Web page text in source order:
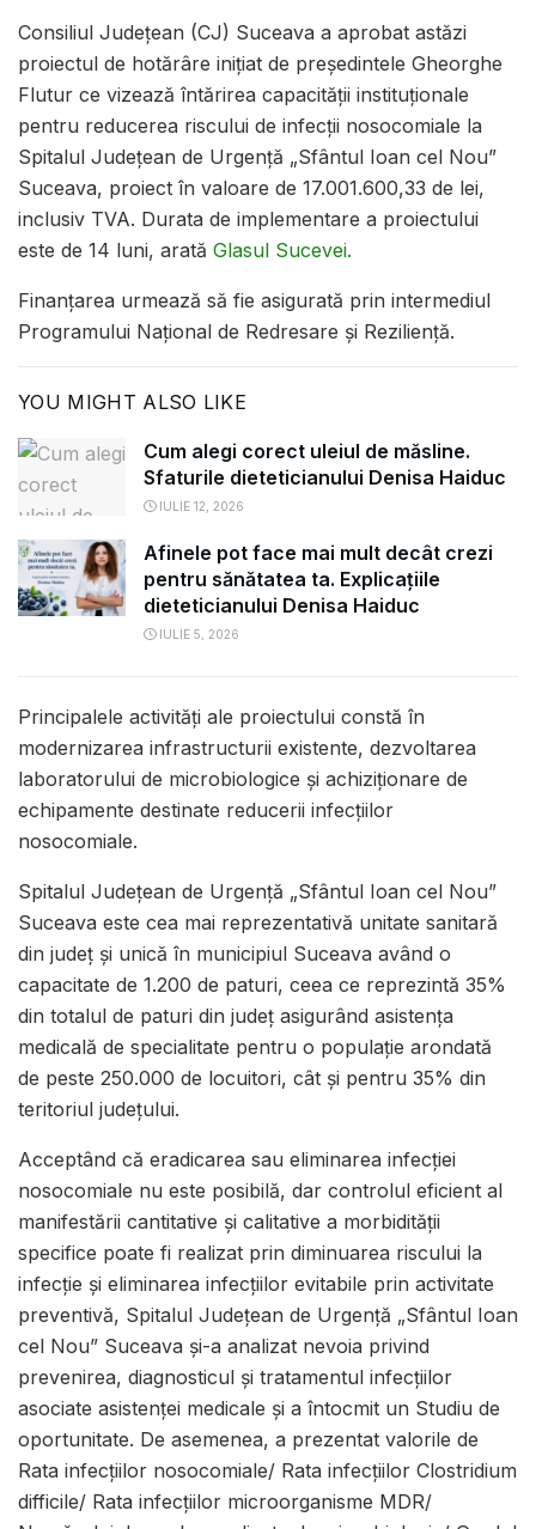
Consiliul Județean (CJ) Suceava a aprobat astăzi
proiectul de hotărâre inițiat de președintele Gheorghe
Flutur ce vizează întărirea capacității instituționale
pentru reducerea riscului de infecții nosocomiale la
Spitalul Județean de Urgență „Sfântul Ioan cel Nou”
Suceava, proiect în valoare de 17.001.600,33 de lei,
inclusiv TVA. Durata de implementare a proiectului
este de 14 luni, arată Glasul Sucevei.
Finanțarea urmează să fie asigurată prin intermediul
Programului Național de Redresare și Reziliență.
YOU MIGHT ALSO LIKE
Cum alegi corect uleiul de măsline.
Sfaturile dieteticianului Denisa Haiduc
IULIE 12, 2026
Afinele pot face mai mult decât crezi
pentru sănătatea ta. Explicațiile
dieteticianului Denisa Haiduc
IULIE 5, 2026
Principalele activități ale proiectului constă în
modernizarea infrastructurii existente, dezvoltarea
laboratorului de microbiologice și achiziționare de
echipamente destinate reducerii infecțiilor
nosocomiale.
Spitalul Județean de Urgență „Sfântul Ioan cel Nou”
Suceava este cea mai reprezentativă unitate sanitară
din județ și unică în municipiul Suceava având o
capacitate de 1.200 de paturi, ceea ce reprezintă 35%
din totalul de paturi din județ asigurând asistența
medicală de specialitate pentru o populație arondată
de peste 250.000 de locuitori, cât și pentru 35% din
teritoriul județului.
Acceptând că eradicarea sau eliminarea infecției
nosocomiale nu este posibilă, dar controlul eficient al
manifestării cantitative și calitative a morbidității
specifice poate fi realizat prin diminuarea riscului la
infecție și eliminarea infecțiilor evitabile prin activitate
preventivă, Spitalul Județean de Urgență „Sfântul Ioan
cel Nou” Suceava și-a analizat nevoia privind
prevenirea, diagnosticul și tratamentul infecțiilor
asociate asistenței medicale și a întocmit un Studiu de
oportunitate. De asemenea, a prezentat valorile de
Rata infecțiilor nosocomiale/ Rata infecțiilor Clostridium
difficile/ Rata infecțiilor microorganisme MDR/